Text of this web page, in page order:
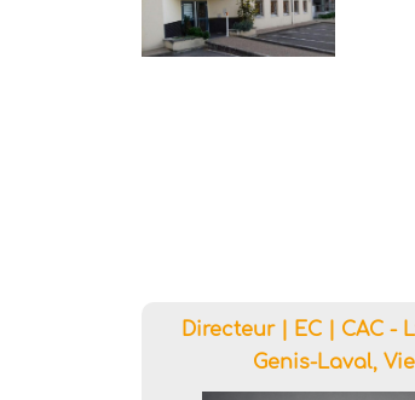
Directeur | EC | CAC -
Genis-Laval,